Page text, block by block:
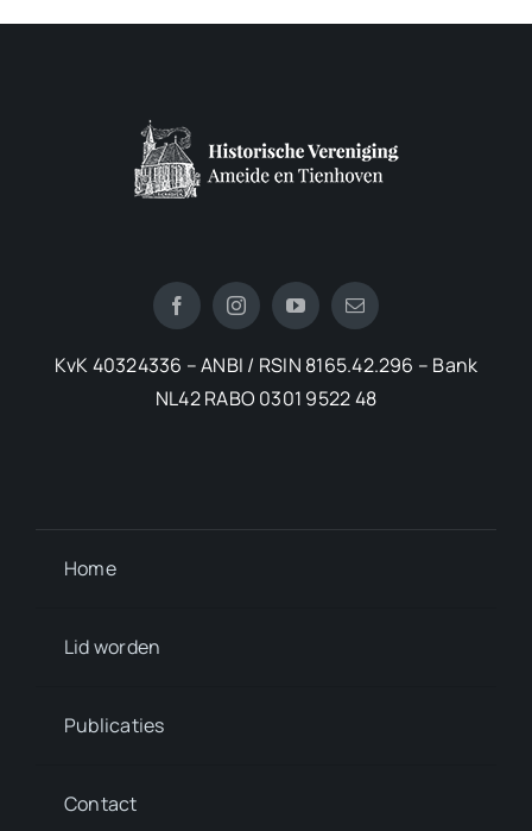
KvK 40324336 – ANBI / RSIN 8165.42.296 – Bank
NL42 RABO 0301 9522 48
Home
Lid worden
Publicaties
Contact